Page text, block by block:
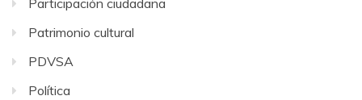
Participación ciudadana
Patrimonio cultural
PDVSA
Política